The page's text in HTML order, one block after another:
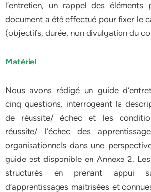
l’entretien, un rappel des éléments
document a été effectué pour fixer le
(objectifs, durée, non divulgation du
Matériel
Nous avons rédigé un guide
cinq questions, interrogeant la
de réussite/ échec et les
réussite/ l’échec des
organisationnels dans une
guide est disponible en Annexe 2.
structurés en prenant appui
d’apprentissages maitrisées et